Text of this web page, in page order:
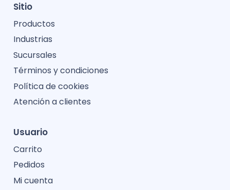
Sitio
Productos
Industrias
Sucursales
Términos y condiciones
Política de cookies
Atención a clientes
Usuario
Carrito
Pedidos
Mi cuenta